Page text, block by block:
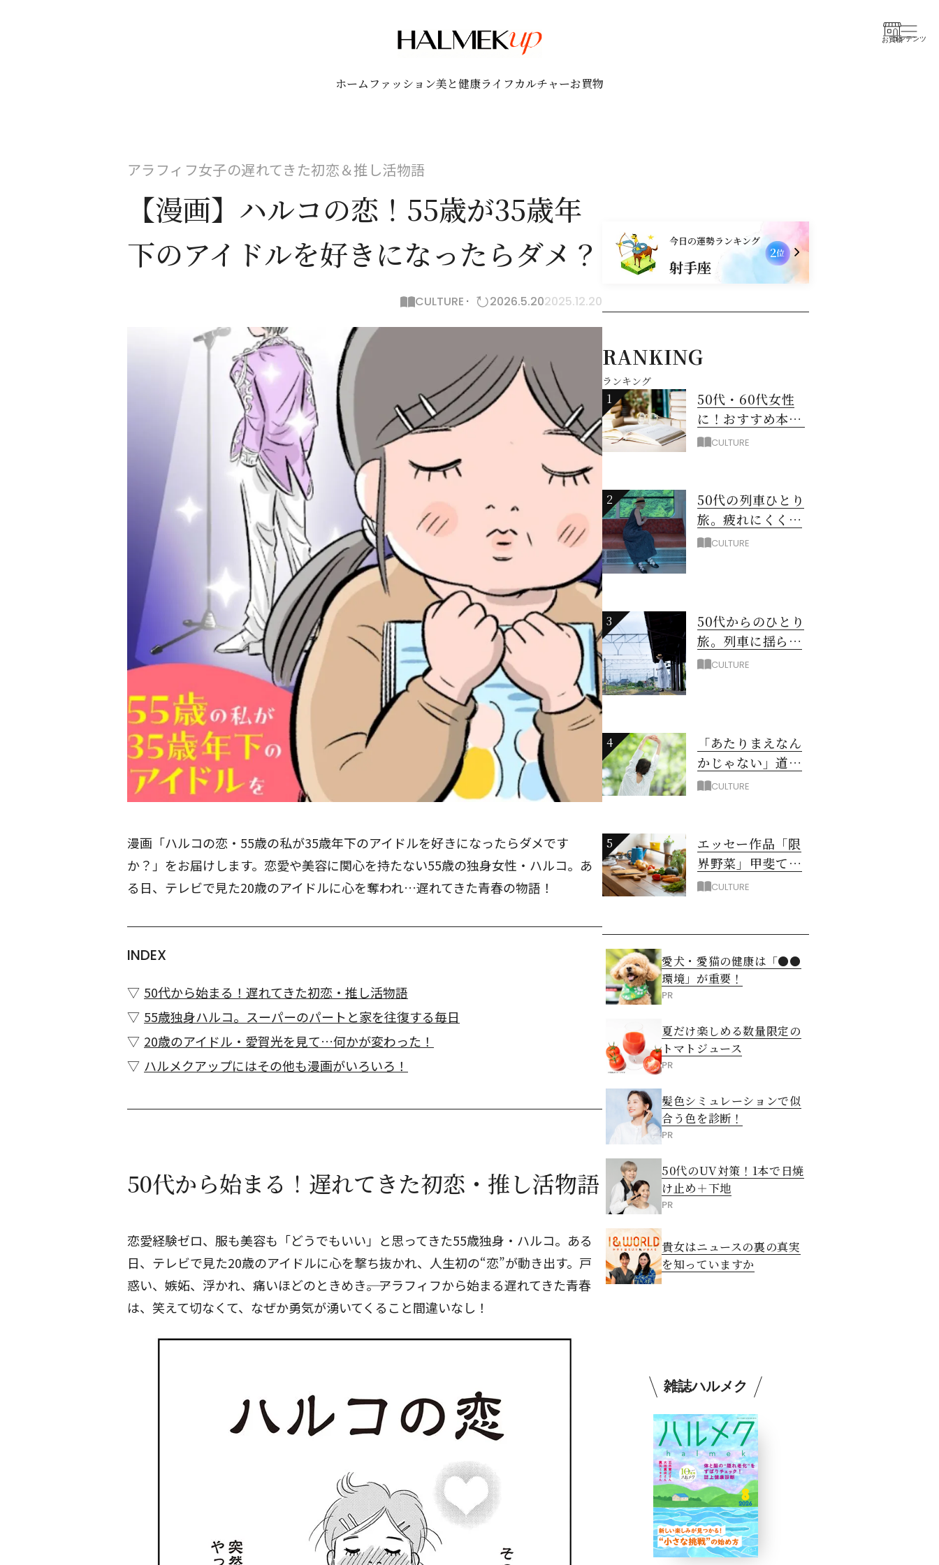
お買物コンテンツ
ホーム ファッション美と健康ライフカルチャーお買物
アラフィフ女子の遅れてきた初恋＆推し活物語
【漫画】ハルコの恋！55歳が35歳年
下のアイドルを好きになったらダメ？
CULTURE 2026.5.202025.12.20
漫画「ハルコの恋・55歳の私が35歳年下のアイドルを好きになったらダメです
か？」をお届けします。恋愛や美容に関心を持たない55歳の独身女性・ハルコ。あ
る日、テレビで見た20歳のアイドルに心を奪われ…遅れてきた青春の物語！
INDEX
50代から始まる！遅れてきた初恋・推し活物語
55歳独身ハルコ。スーパーのパートと家を往復する毎日
20歳のアイドル・愛賀光を見て…何かが変わった！
ハルメクアップにはその他も漫画がいろいろ！
50代から始まる！遅れてきた初恋・推し活物語
恋愛経験ゼロ、服も美容も「どうでもいい」と思ってきた55歳独身・ハルコ。ある
日、テレビで見た20歳のアイドルに心を撃ち抜かれ、人生初の“恋”が動き出す。戸
惑い、嫉妬、浮かれ、痛いほどのときめき――。アラフィフから始まる遅れてきた青春
は、笑えて切なくて、なぜか勇気が湧いてくること間違いなし！
今日の運勢ランキング
射手座
2位
RANKING
ランキング
1
50代・60代女性
に！おすすめ本90
冊を一気に紹介
CULTURE
2
50代の列車ひとり
旅。疲れにくくて
気分も上がる！服
CULTURE
3
50代からのひとり
旅。列車に揺られ
て出合った心を整
CULTURE
4
「あたりまえなん
かじゃない」道下
裕子さん
CULTURE
5
エッセー作品「限
界野菜」甲斐てい
子さん
CULTURE
愛犬・愛猫の健康は「●●
環境」が重要！
PR
夏だけ楽しめる数量限定の
トマトジュース
PR
髪色シミュレーションで似
合う色を診断！
PR
50代のUV対策！1本で日焼
け止め＋下地
PR
貴女はニュースの裏の真実
を知っていますか
雑誌ハルメク